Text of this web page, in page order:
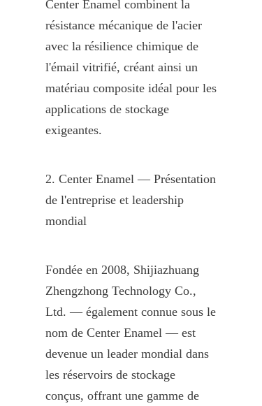
Center Enamel combinent la
résistance mécanique de l'acier
avec la résilience chimique de
l'émail vitrifié, créant ainsi un
matériau composite idéal pour les
applications de stockage
exigeantes.
2. Center Enamel — Présentation
de l'entreprise et leadership
mondial
Fondée en 2008, Shijiazhuang
Zhengzhong Technology Co.,
Ltd. — également connue sous le
nom de Center Enamel — est
devenue un leader mondial dans
les réservoirs de stockage
conçus, offrant une gamme de